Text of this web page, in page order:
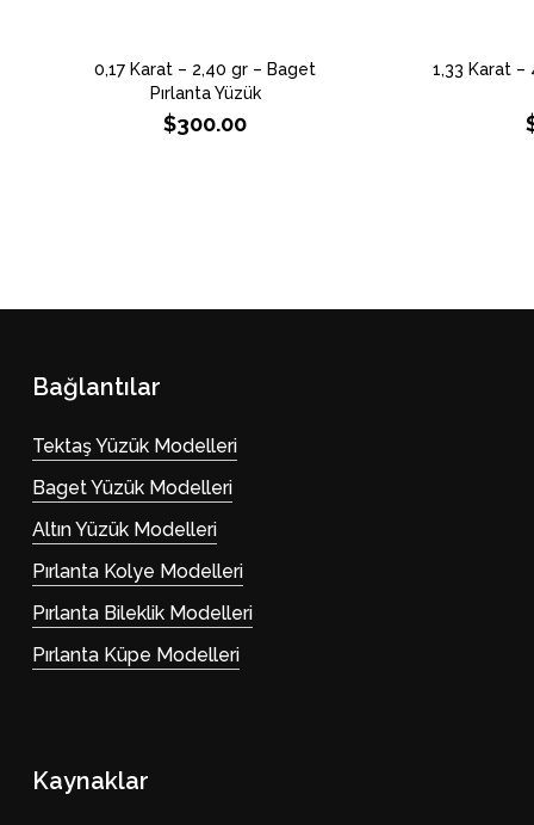
0,17 Karat – 2,40 gr – Baget
Pırlanta Yüzük
$300.00
1,33 Karat –
Bağlantılar
Tektaş Yüzük Modelleri
Baget Yüzük Modelleri
Altın Yüzük Modelleri
Pırlanta Kolye Modelleri
Pırlanta Bileklik Modelleri
Pırlanta Küpe Modelleri
Kaynaklar